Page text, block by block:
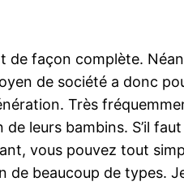
façon complète.
de société a donc
Très
leurs bambins. S’il
vous pouvez tout
beaucoup de types.